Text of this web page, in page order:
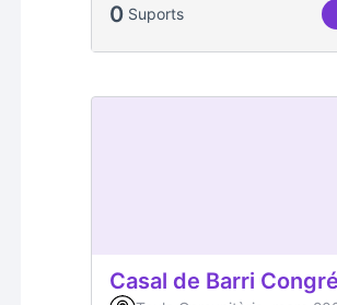
0 Suports
Casal de Barri